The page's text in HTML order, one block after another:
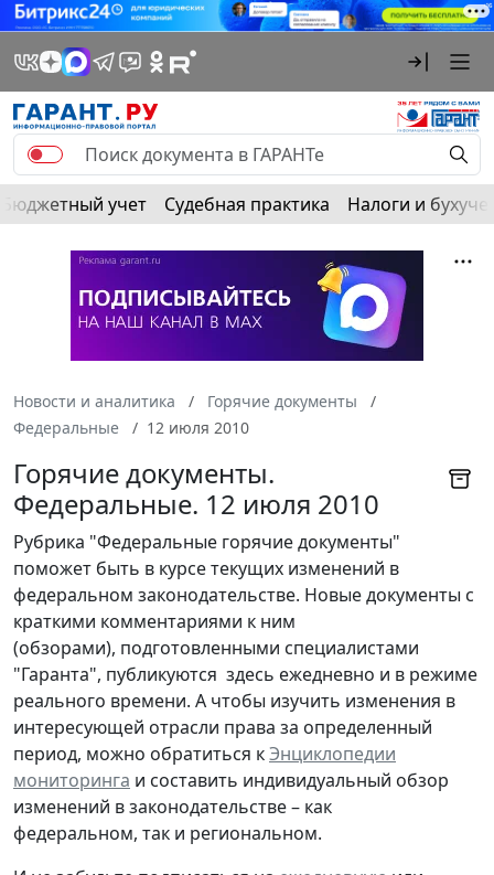
Бюджетный учет Судебная практика Налоги и
Новости и аналитика
Горячие документы
Федеральные
12 июля 2010
Горячие документы.
Федеральные. 12 июля 2010
Рубрика "Федеральные горячие документы"
поможет быть в курсе текущих изменений в
федеральном законодательстве. Новые документы с
краткими комментариями к ним
(обзорами), подготовленными специалистами
"Гаранта", публикуются здесь ежедневно и в режиме
реального времени. А чтобы изучить изменения в
интересующей отрасли права за определенный
период, можно обратиться кЭнциклопедии
мониторинга и составить индивидуальный обзор
изменений в законодательстве – как
федеральном, так и региональном.